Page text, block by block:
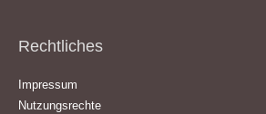
Rechtliches
Impressum
Nutzungsrechte